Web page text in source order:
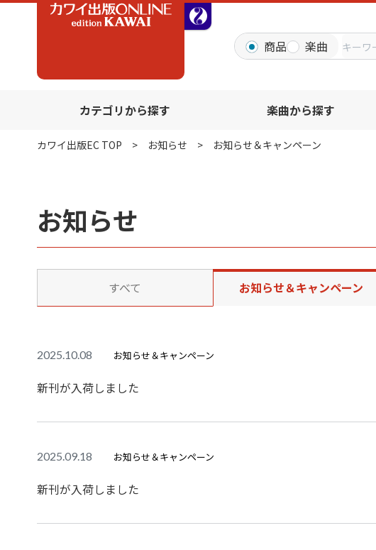
商品 楽曲
カテゴリから探す 楽曲から探す
カワイ出版EC TOP お知らせ お知らせ＆キャンペーン
お知らせ
すべて お知らせ＆キャンペーン
2025.10.08 お知らせ＆キャンペーン
新刊が入荷しました
2025.09.18 お知らせ＆キャンペーン
新刊が入荷しました